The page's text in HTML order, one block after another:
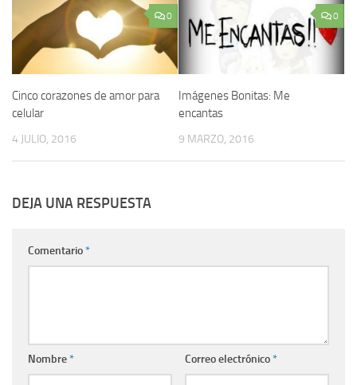
0
Cinco corazones de amor para
celular
4 JULIO, 2016
0
Imágenes Bonitas: Me
encantas
9 MARZO, 2016
DEJA UNA RESPUESTA
Comentario*
Nombre* Correo electrónico*